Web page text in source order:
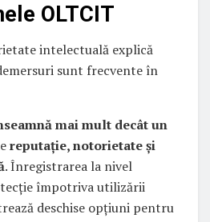
OLTCIT
intelectuală explică
sunt frecvente în
mai mult decât un
reputație, notorietate și
. Înregistrarea la nivel
împotriva utilizării
deschise opțiuni pentru